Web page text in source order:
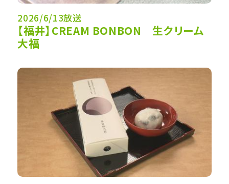
2026/6/13放送
【福井】CREAM BONBON 生クリーム
大福